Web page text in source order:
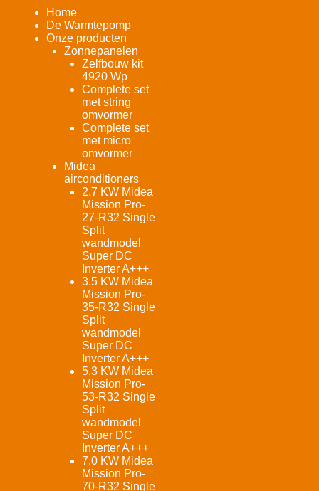
Home
De Warmtepomp
Onze producten
Zonnepanelen
Zelfbouw kit
4920 Wp
Complete set
met string
omvormer
Complete set
met micro
omvormer
Midea
airconditioners
2.7 KW Midea
Mission Pro-
27-R32 Single
Split
wandmodel
Super DC
Inverter A+++
3.5 KW Midea
Mission Pro-
35-R32 Single
Split
wandmodel
Super DC
Inverter A+++
5.3 KW Midea
Mission Pro-
53-R32 Single
Split
wandmodel
Super DC
Inverter A+++
7.0 KW Midea
Mission Pro-
70-R32 Single